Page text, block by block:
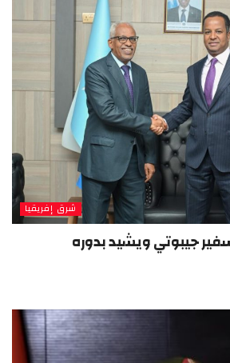
شرق إفريقيا
جيبوتي ويشيد بدوره